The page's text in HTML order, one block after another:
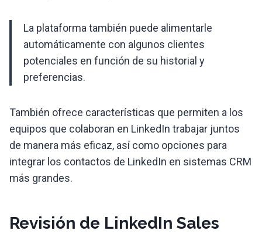
La plataforma también puede alimentarle
automáticamente con algunos clientes
potenciales en función de su historial y
preferencias.
También ofrece características que permiten a los
equipos que colaboran en LinkedIn trabajar juntos
de manera más eficaz, así como opciones para
integrar los contactos de LinkedIn en sistemas CRM
más grandes.
Revisión de LinkedIn Sales